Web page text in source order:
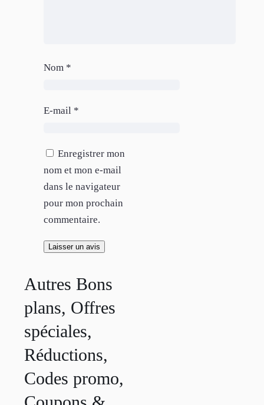
Nom *
E-mail *
Enregistrer mon
nom et mon e-mail
dans le navigateur
pour mon prochain
commentaire.
Autres Bons
plans, Offres
spéciales,
Réductions,
Codes promo,